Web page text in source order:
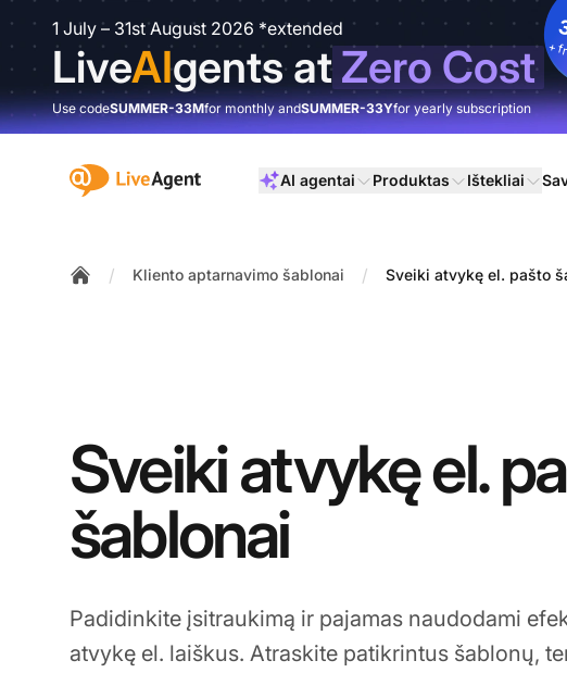
1 July – 31st August 2026 *extended
LiveAIgents atZero Cost +
Use codeSUMMER-33Mfor monthly andSUMMER-33Yfor yearly subscription
:site.title AI agentai Produktas Ištekliai
/ Kliento aptarnavimo šablonai / Sveiki atvykę el. pašto
Sveiki atvykę el.
šablonai
Padidinkite įsitraukimą ir pajamas naudodami
atvykę el. laiškus. Atraskite patikrintus šablonų,